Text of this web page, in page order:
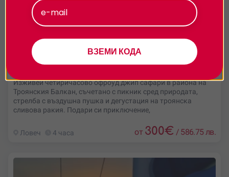
Офроуд джип сафари + пикник за до 4-ма души в
района на Троянския балкан
Изживей четиричасово офроуд джип сафари в района на
Троянския Балкан, съчетано с пикник сред природата,
стрелба с въздушна пушка и дегустация на троянска
сливова ракия. Подари си приключение,
Ловеч 4 часа от 300€ / 586.75 лв.
ВЗЕМИ КОДА